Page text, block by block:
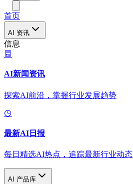
首页
AI 资讯
信息
AI新闻资讯
探索AI前沿，掌握行业发展趋势
最新AI日报
每日精选AI热点，追踪最新行业动态
AI 产品库